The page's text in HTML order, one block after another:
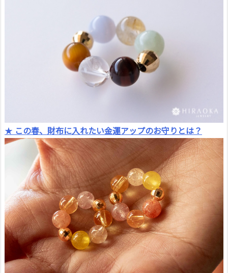
★ この春、財布に入れたい金運アップのお守りとは？